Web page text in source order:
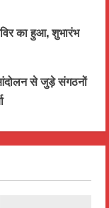
का हुआ, शुभारंभ
से जुड़े संगठनों